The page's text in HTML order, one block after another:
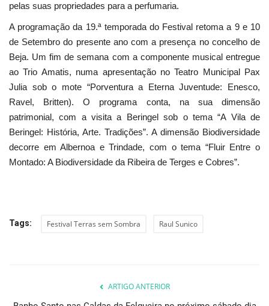
pelas suas propriedades para a perfumaria.
A programação da 19.ª temporada do Festival retoma a 9 e 10
de Setembro do presente ano com a presença no concelho de
Beja. Um fim de semana com a componente musical entregue
ao Trio Amatis, numa apresentação no Teatro Municipal Pax
Julia sob o mote “Porventura a Eterna Juventude: Enesco,
Ravel, Britten). O programa conta, na sua dimensão
patrimonial, com a visita a Beringel sob o tema “A Vila de
Beringel: História, Arte. Tradições”. A dimensão Biodiversidade
decorre em Albernoa e Trindade, com o tema “Fluir Entre o
Montado: A Biodiversidade da Ribeira de Terges e Cobres”.
Tags: Festival Terras sem Sombra Raul Sunico
ARTIGO ANTERIOR